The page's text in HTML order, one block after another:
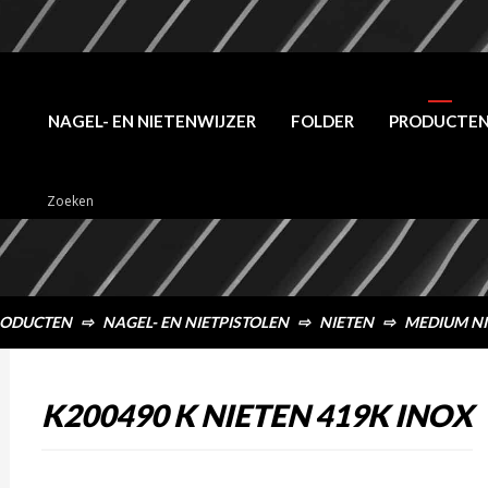
⇨ NAGEL- EN NIETPISTOLEN ⇨ NIETEN ⇨ MEDIUM
NAGEL- EN NIETENWIJZER FOLDER
K200490 K NIETEN 419K INOX